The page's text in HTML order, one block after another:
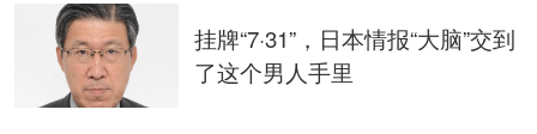
挂牌“7·31”，日本情报“大脑”交到
了这个男人手里